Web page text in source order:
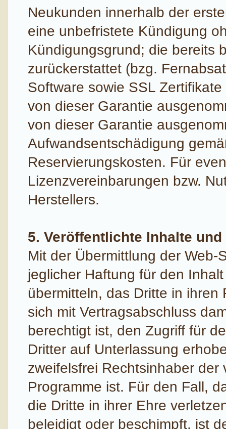
Neukunden innerhalb der
eine unbefristete Kündigung
Kündigungsgrund; die bereits
zurückerstattet (bzg.
Software sowie SSL
von dieser Garantie
von dieser Garantie
Aufwandsentschädigung
Reservierungskosten. Für
Lizenzvereinbarungen bzw.
Herstellers.
5. Veröffentlichte Inhalte
Mit der Übermittlung der
jeglicher Haftung für den
übermitteln, das Dritte in
sich mit Vertragsabschluss
berechtigt ist, den Zugriff für
Dritter auf Unterlassung
zweifelsfrei Rechtsinhaber
Programme ist. Für den Fall,
die Dritte in ihrer Ehre
beleidigt oder beschimpft, ist